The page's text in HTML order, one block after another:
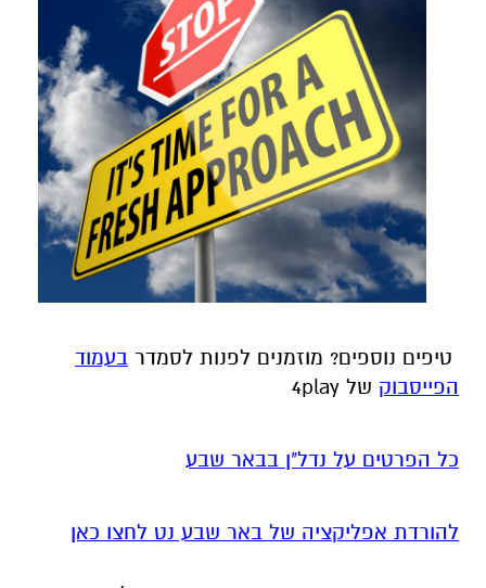
טיפים נוספים? מוזמנים לפנות לסמדר בעמוד
הפייסבוק של 4play
כל הפרטים על נדל"ן בבאר שבע
להורדת אפליקציה של באר שבע נט לחצו כאן